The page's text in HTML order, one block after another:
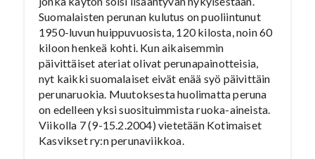
Suomalaisten perunan kulutus on puoliintunut
1950-luvun huippuvuosista, 120 kilosta, noin 60
kiloon henkeä kohti. Kun aikaisemmin
päivittäiset ateriat olivat perunapainotteisia,
nyt kaikki suomalaiset eivät enää syö päivittäin
perunaruokia. Muutoksesta huolimatta peruna
on edelleen yksi suosituimmista ruoka-aineista.
Viikolla 7 (9-15.2.2004) vietetään Kotimaiset
Kasvikset ry:n perunaviikkoa.